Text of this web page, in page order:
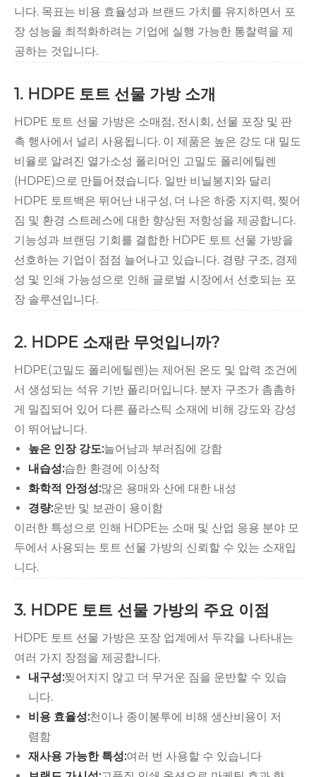
니다. 목표는 비용 효율성과 브랜드 가치를 유지하면서 포
장 성능을 최적화하려는 기업에 실행 가능한 통찰력을 제
공하는 것입니다.
1. HDPE 토트 선물 가방 소개
HDPE 토트 선물 가방은 소매점, 전시회, 선물 포장 및 판
촉 행사에서 널리 사용됩니다. 이 제품은 높은 강도 대 밀도
비율로 알려진 열가소성 폴리머인 고밀도 폴리에틸렌
(HDPE)으로 만들어졌습니다. 일반 비닐봉지와 달리
HDPE 토트백은 뛰어난 내구성, 더 나은 하중 지지력, 찢어
짐 및 환경 스트레스에 대한 향상된 저항성을 제공합니다.
기능성과 브랜딩 기회를 결합한 HDPE 토트 선물 가방을
선호하는 기업이 점점 늘어나고 있습니다. 경량 구조, 경제
성 및 인쇄 가능성으로 인해 글로벌 시장에서 선호되는 포
장 솔루션입니다.
2. HDPE 소재란 무엇입니까?
HDPE(고밀도 폴리에틸렌)는 제어된 온도 및 압력 조건에
서 생성되는 석유 기반 폴리머입니다. 분자 구조가 촘촘하
게 밀집되어 있어 다른 플라스틱 소재에 비해 강도와 강성
이 뛰어납니다.
높은 인장 강도:늘어남과 부러짐에 강함
내습성:습한 환경에 이상적
화학적 안정성:많은 용매와 산에 대한 내성
경량:운반 및 보관이 용이함
이러한 특성으로 인해 HDPE는 소매 및 산업 응용 분야 모
두에서 사용되는 토트 선물 가방의 신뢰할 수 있는 소재입
니다.
3. HDPE 토트 선물 가방의 주요 이점
HDPE 토트 선물 가방은 포장 업계에서 두각을 나타내는
여러 가지 장점을 제공합니다.
내구성:찢어지지 않고 더 무거운 짐을 운반할 수 있습
니다.
비용 효율성:천이나 종이봉투에 비해 생산비용이 저
렴함
재사용 가능한 특성:여러 번 사용할 수 있습니다